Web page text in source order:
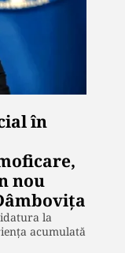
în
nou
la
acumulată